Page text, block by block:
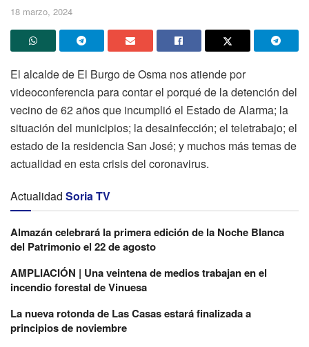
18 marzo, 2024
El alcalde de El Burgo de Osma nos atiende por
videoconferencia para contar el porqué de la detención del
vecino de 62 años que incumplió el Estado de Alarma; la
situación del municipios; la desainfección; el teletrabajo; el
estado de la residencia San José; y muchos más temas de
actualidad en esta crisis del coronavirus.
Actualidad Soria TV
Almazán celebrará la primera edición de la Noche Blanca
del Patrimonio el 22 de agosto
AMPLIACIÓN | Una veintena de medios trabajan en el
incendio forestal de Vinuesa
La nueva rotonda de Las Casas estará finalizada a
principios de noviembre